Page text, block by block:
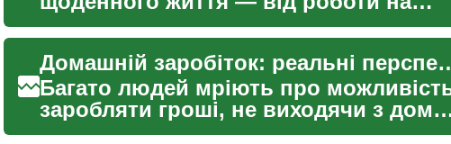
комп’ютері до потокового перегляду
ігор та відеоко...
Домашній
Багато людей мріють про
заробляти гроші, не виходячи з дому,
шукаючи гнучкі графіки та